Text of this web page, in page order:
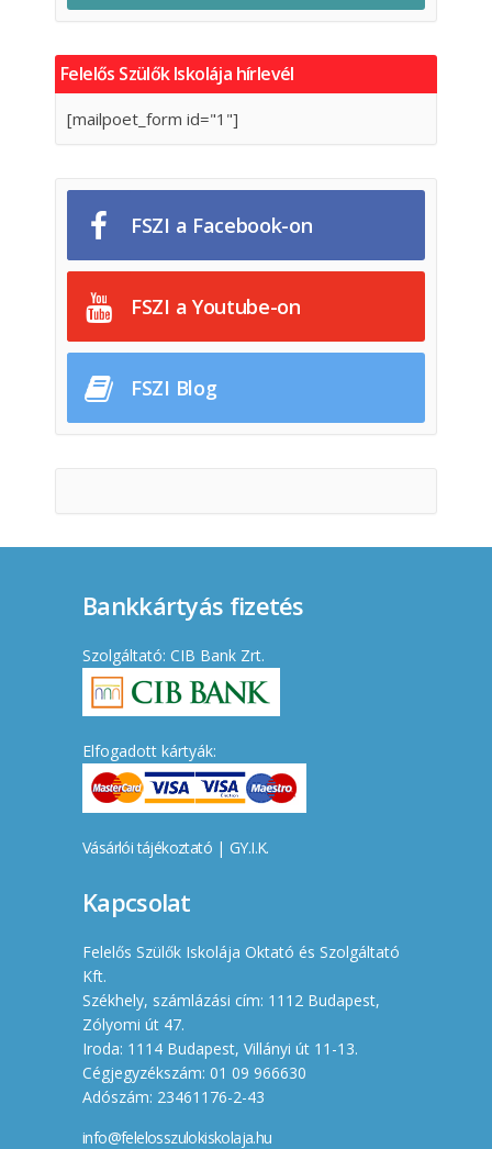
Felelős Szülők Iskolája hírlevél
[mailpoet_form id="1"]
FSZI a Facebook-on
FSZI a Youtube-on
FSZI Blog
Bankkártyás fizetés
Szolgáltató: CIB Bank Zrt.
Elfogadott kártyák:
Vásárlói tájékoztató | GY.I.K.
Kapcsolat
Felelős Szülők Iskolája Oktató és Szolgáltató
Kft.
Székhely, számlázási cím: 1112 Budapest,
Zólyomi út 47.
Iroda: 1114 Budapest, Villányi út 11-13.
Cégjegyzékszám: 01 09 966630
Adószám: 23461176-2-43
info@felelosszulokiskolaja.hu